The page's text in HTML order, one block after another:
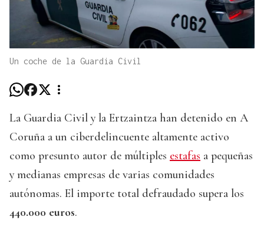
Un coche de la Guardia Civil
La Guardia Civil y la Ertzaintza han detenido en A
Coruña a un ciberdelincuente altamente activo
como presunto autor de múltiples estafas a pequeñas
y medianas empresas de varias comunidades
autónomas. El importe total defraudado supera los
440.000 euros.